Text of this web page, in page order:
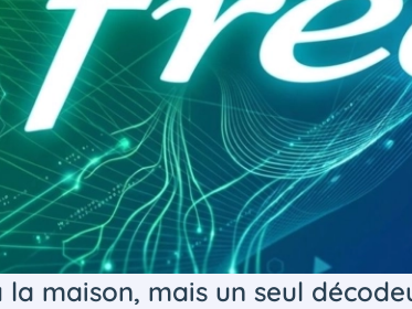
la maison, mais un seul